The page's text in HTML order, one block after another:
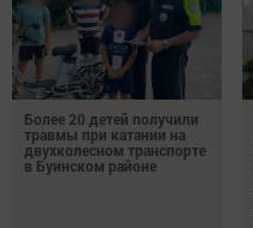
Более 20 детей получили
травмы при катании на
двухколесном транспорте
в Буинском районе